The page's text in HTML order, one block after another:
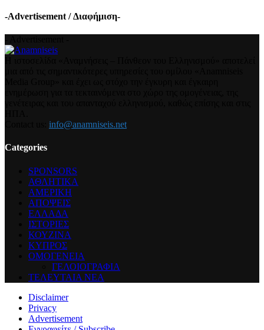
-Advertisement / Διαφήμιση-
info@anamniseis.net
Categories
SPONSORS
ΑΘΛΗΤΙΚΑ
ΑΜΕΡΙΚΗ
ΑΠΟΨΕΙΣ
ΕΛΛΑΔΑ
ΙΣΤΟΡΙΕΣ
ΚΟΥΖΙΝΑ
ΚΥΠΡΟΣ
ΟΜΟΓΕΝΕΙΑ
ΓΕΛΟΙΟΓΡΑΦΙΑ
ΤΕΛΕΥΤΑΙΑ ΝΕΑ
Disclaimer
Privacy
Advertisement